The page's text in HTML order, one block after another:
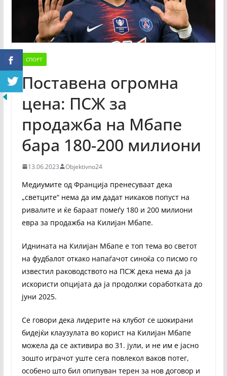
СПОРТ
Поставена огромна
цена: ПСЖ за
продажба на Мбапе
бара 180-200 милиони
13.06.2023 Objektivno24
Медиумите од Франција пренесуваат дека
„светците“ нема да им дадат никаков попуст на
ривалите и ќе бараат помеѓу 180 и 200 милиони
евра за продажба на Килијан Мбапе.
Иднината на Килијан Мбапе е топ тема во светот
на фудбалот откако напаѓачот синоќа со писмо го
известил раководството на ПСЖ дека нема да ја
искористи опцијата да ја продолжи соработката до
јуни 2025.
Се говори дека лидерите на клубот се шокирани
бидејќи клаузулата во корист на Килијан Мбапе
можела да се активира во 31. јули, и не им е јасно
зошто играчот уште сега повлекол ваков потег,
особено што бил опипуван терен за нов договор и